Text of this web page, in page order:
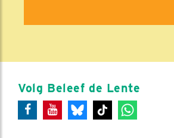
Volg Beleef de Lente